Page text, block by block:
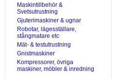
Maskintillbehör &
Svetsutrustning
Gjuterimaskiner & ugnar
Robotar, lägesställare,
stångmatare etc
Mät- & testutrustning
Gnistmaskiner
Kompressorer, övriga
maskiner, möbler & inredning